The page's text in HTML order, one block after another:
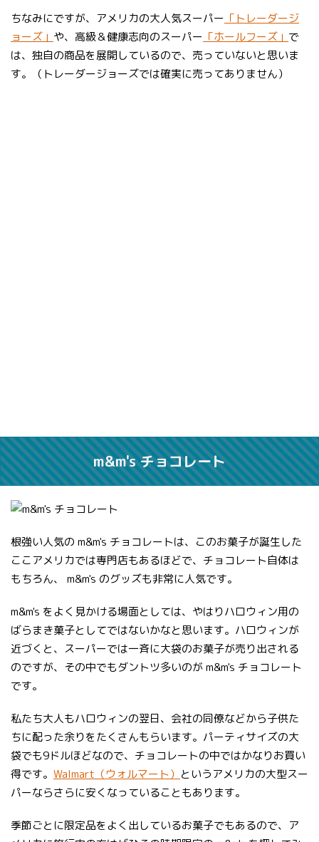
ちなみにですが、アメリカの大人気スーパー 「トレーダージ
ョーズ」 や、高級＆健康志向のスーパー 「ホールフーズ」 で
は、独自の商品を展開しているので、売っていないと思いま
す。（トレーダージョーズでは確実に売ってありません）
m&m's チョコレート
根強い人気の m&m's チョコレートは、このお菓子が誕生した
ここアメリカでは専門店もあるほどで、チョコレート自体は
もちろん、 m&m's のグッズも非常に人気です。
m&m's をよく見かける場面としては、やはりハロウィン用の
ばらまき菓子としてではないかなと思います。ハロウィンが
近づくと、スーパーでは一斉に大袋のお菓子が売り出される
のですが、その中でもダントツ多いのが m&m's チョコレート
です。
私たち大人もハロウィンの翌日、会社の同僚などから子供た
ちに配った余りをたくさんもらいます。パーティサイズの大
袋でも9ドルほどなので、チョコレートの中ではかなりお買い
得です。 Walmart（ウォルマート） というアメリカの大型スー
パーならさらに安くなっていることもあります。
季節ごとに限定品をよく出しているお菓子でもあるので、ア